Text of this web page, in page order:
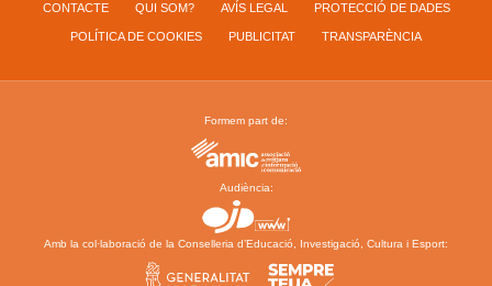
CONTACTE QUI SOM? AVÍS LEGAL PROTECCIÓ DE DADES
POLÍTICA DE COOKIES PUBLICITAT TRANSPARÈNCIA
Formem part de:
Audiència:
Amb la col·laboració de la Conselleria d’Educació, Investigació, Cultura i Esport: